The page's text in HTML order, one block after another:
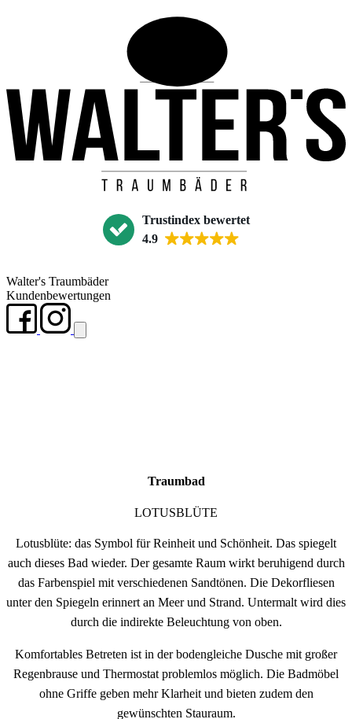
Trustindex bewertet
4.9
Walter's Traumbäder
Kundenbewertungen
Traumbad
LOTUSBLÜTE
Lotusblüte: das Symbol für Reinheit und Schönheit. Das spiegelt
auch dieses Bad wieder. Der gesamte Raum wirkt beruhigend durch
das Farbenspiel mit verschiedenen Sandtönen. Die Dekorfliesen
unter den Spiegeln erinnert an Meer und Strand. Untermalt wird dies
durch die indirekte Beleuchtung von oben.
Komfortables Betreten ist in der bodengleiche Dusche mit großer
Regenbrause und Thermostat problemlos möglich. Die Badmöbel
ohne Griffe geben mehr Klarheit und bieten zudem den
gewünschten Stauraum.